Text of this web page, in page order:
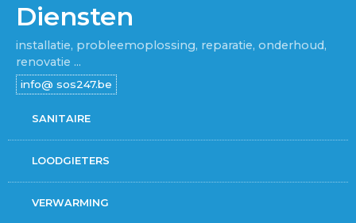
Diensten
installatie, probleemoplossing, reparatie, onderhoud,
renovatie ...
SANITAIRE
LOODGIETERS
VERWARMING